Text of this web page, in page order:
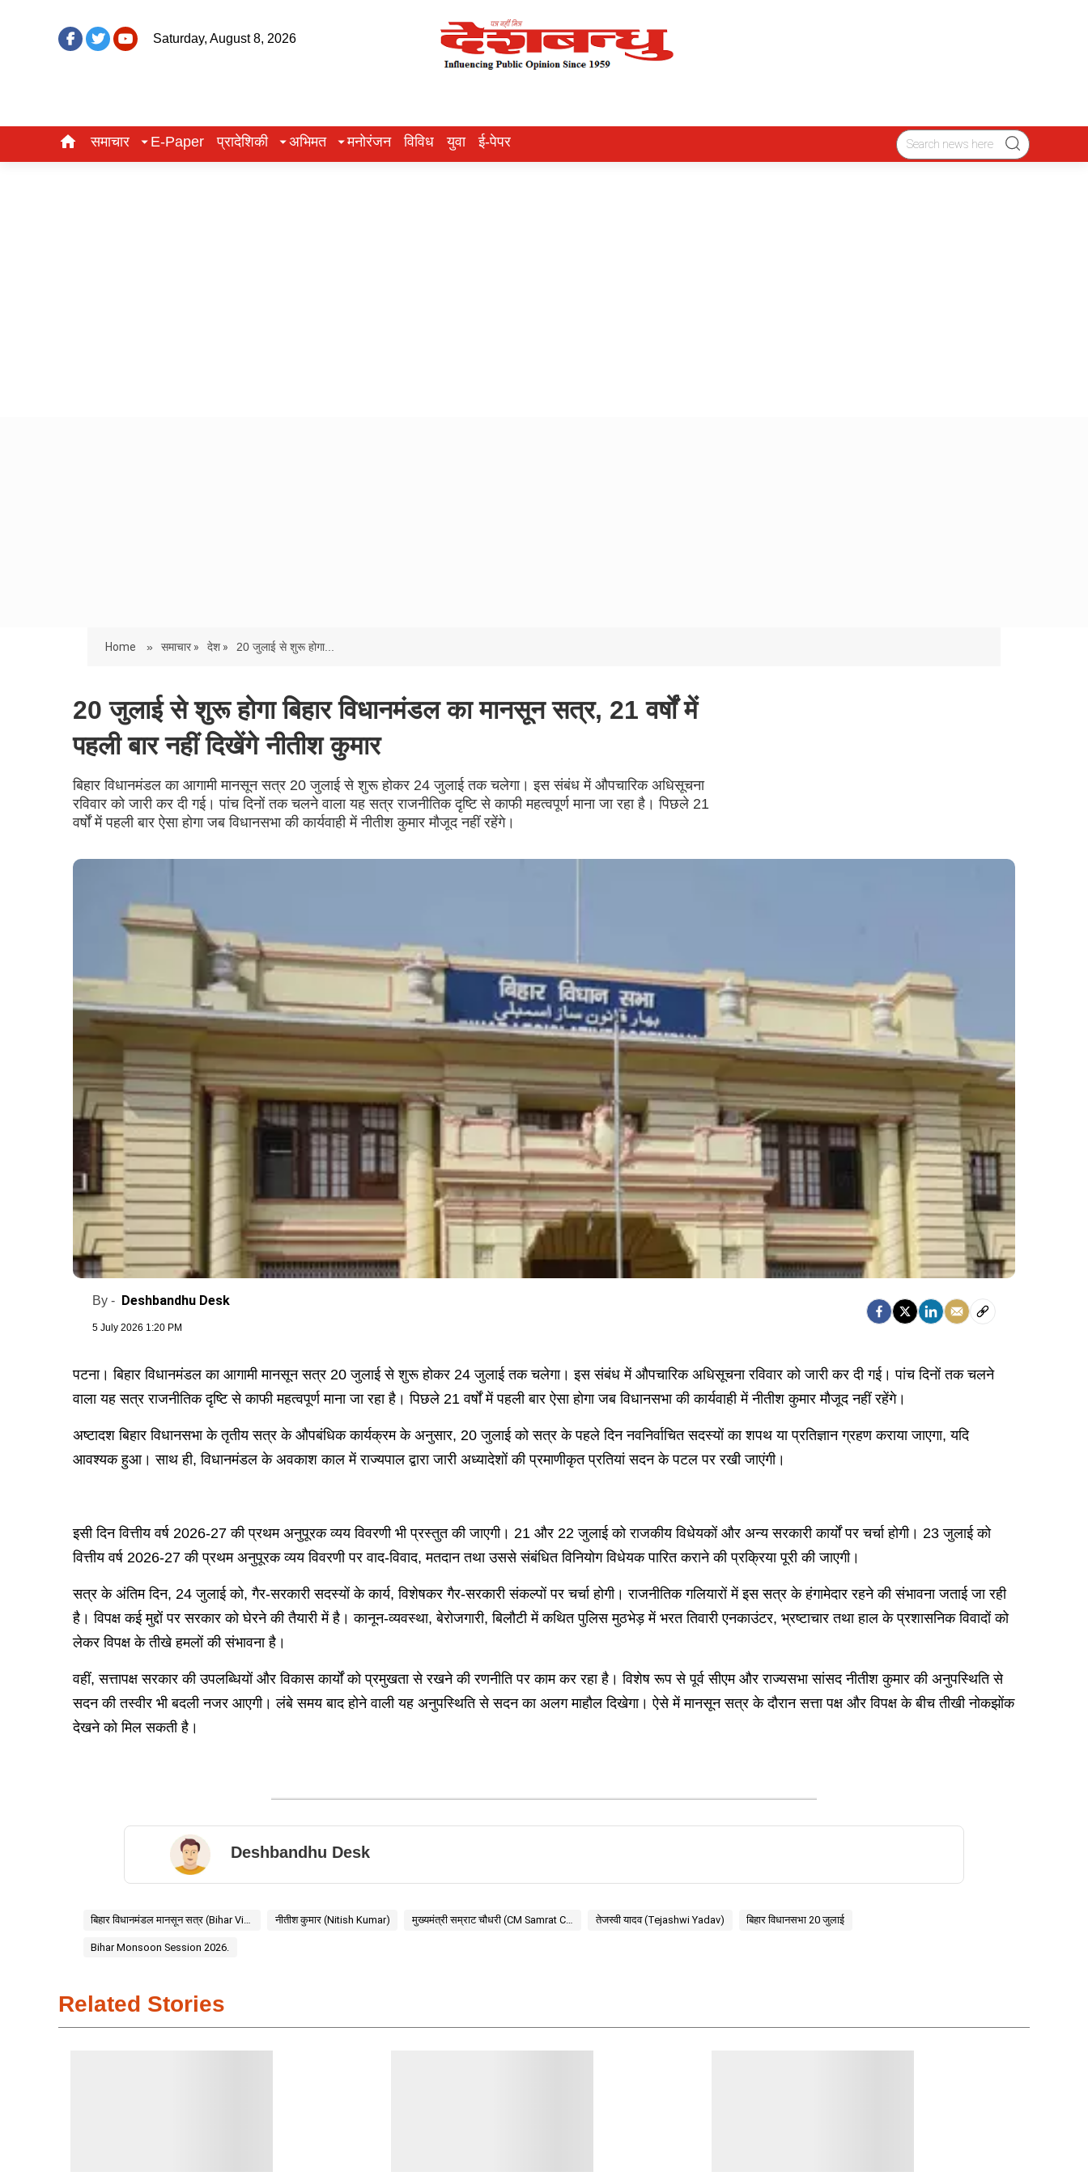
Saturday, August 8, 2026
समाचार E-Paper प्रादेशिकी अभिमत मनोरंजन विविध युवा ई-पेपर
Home » समाचार » देश » 20 जुलाई से शुरू होगा...
20 जुलाई से शुरू होगा बिहार विधानमंडल का मानसून सत्र, 21 वर्षों में
पहली बार नहीं दिखेंगे नीतीश कुमार
बिहार विधानमंडल का आगामी मानसून सत्र 20 जुलाई से शुरू होकर 24 जुलाई तक चलेगा। इस संबंध में औपचारिक अधिसूचना
रविवार को जारी कर दी गई। पांच दिनों तक चलने वाला यह सत्र राजनीतिक दृष्टि से काफी महत्वपूर्ण माना जा रहा है। पिछले 21
वर्षों में पहली बार ऐसा होगा जब विधानसभा की कार्यवाही में नीतीश कुमार मौजूद नहीं रहेंगे।
By - Deshbandhu Desk
5 July 2026 1:20 PM
पटना। बिहार विधानमंडल का आगामी मानसून सत्र 20 जुलाई से शुरू होकर 24 जुलाई तक चलेगा। इस संबंध में औपचारिक अधिसूचना रविवार को जारी कर दी गई। पांच दिनों तक चलने
वाला यह सत्र राजनीतिक दृष्टि से काफी महत्वपूर्ण माना जा रहा है। पिछले 21 वर्षों में पहली बार ऐसा होगा जब विधानसभा की कार्यवाही में नीतीश कुमार मौजूद नहीं रहेंगे।
अष्टादश बिहार विधानसभा के तृतीय सत्र के औपबंधिक कार्यक्रम के अनुसार, 20 जुलाई को सत्र के पहले दिन नवनिर्वाचित सदस्यों का शपथ या प्रतिज्ञान ग्रहण कराया जाएगा, यदि
आवश्यक हुआ। साथ ही, विधानमंडल के अवकाश काल में राज्यपाल द्वारा जारी अध्यादेशों की प्रमाणीकृत प्रतियां सदन के पटल पर रखी जाएंगी।
इसी दिन वित्तीय वर्ष 2026-27 की प्रथम अनुपूरक व्यय विवरणी भी प्रस्तुत की जाएगी। 21 और 22 जुलाई को राजकीय विधेयकों और अन्य सरकारी कार्यों पर चर्चा होगी। 23 जुलाई को
वित्तीय वर्ष 2026-27 की प्रथम अनुपूरक व्यय विवरणी पर वाद-विवाद, मतदान तथा उससे संबंधित विनियोग विधेयक पारित कराने की प्रक्रिया पूरी की जाएगी।
सत्र के अंतिम दिन, 24 जुलाई को, गैर-सरकारी सदस्यों के कार्य, विशेषकर गैर-सरकारी संकल्पों पर चर्चा होगी। राजनीतिक गलियारों में इस सत्र के हंगामेदार रहने की संभावना जताई जा रही
है। विपक्ष कई मुद्दों पर सरकार को घेरने की तैयारी में है। कानून-व्यवस्था, बेरोजगारी, बिलौटी में कथित पुलिस मुठभेड़ में भरत तिवारी एनकाउंटर, भ्रष्टाचार तथा हाल के प्रशासनिक विवादों को
लेकर विपक्ष के तीखे हमलों की संभावना है।
वहीं, सत्तापक्ष सरकार की उपलब्धियों और विकास कार्यों को प्रमुखता से रखने की रणनीति पर काम कर रहा है। विशेष रूप से पूर्व सीएम और राज्यसभा सांसद नीतीश कुमार की अनुपस्थिति से
सदन की तस्वीर भी बदली नजर आएगी। लंबे समय बाद होने वाली यह अनुपस्थिति से सदन का अलग माहौल दिखेगा। ऐसे में मानसून सत्र के दौरान सत्ता पक्ष और विपक्ष के बीच तीखी नोकझोंक
देखने को मिल सकती है।
Deshbandhu Desk
बिहार विधानमंडल मानसून सत्र (Bihar Vidhan Mandal Monsoon Session) नीतीश कुमार (Nitish Kumar) मुख्यमंत्री सम्राट चौधरी (CM Samrat Choudhary) तेजस्वी यादव (Tejashwi Yadav) बिहार विधानसभा 20 जुलाई
Bihar Monsoon Session 2026.
Related Stories